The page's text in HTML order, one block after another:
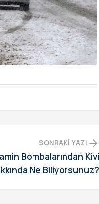
SONRAKI YAZI
Bombalarından Kivi
Ne Biliyorsunuz?